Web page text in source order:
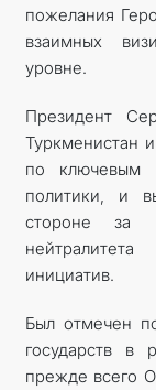
пожелания
взаимных
уровне.
Президент
Туркменистан
по ключевым
политики, и
стороне за
инициатив.
Был отмечен
государств в
прежде всего